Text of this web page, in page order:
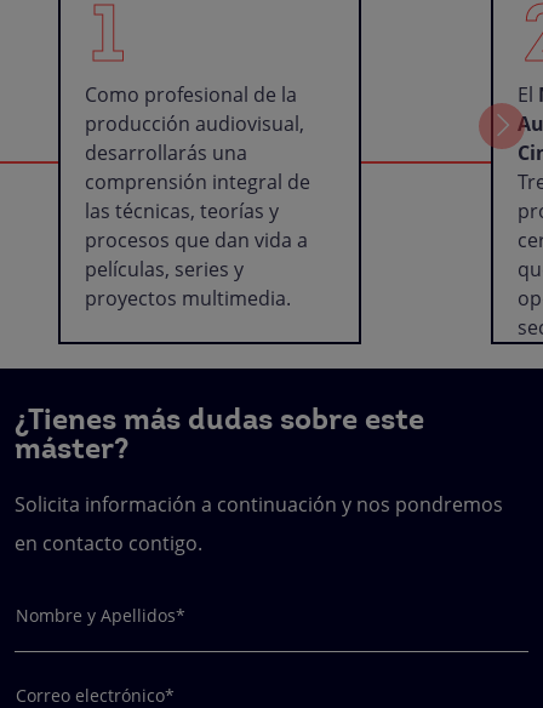
1
Como profesional de la
producción audiovisual,
desarrollarás una
comprensión integral de
las técnicas, teorías y
procesos que dan vida a
películas, series y
proyectos multimedia.
El
¿Tienes más dudas sobre este
máster?
Solicita información a continuación y nos pondremos
en contacto contigo.
Nombre y Apellidos*
Correo electrónico*